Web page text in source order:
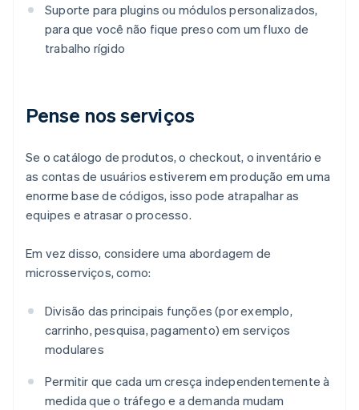
Suporte para plugins ou módulos personalizados,
para que você não fique preso com um fluxo de
trabalho rígido
Pense nos serviços
Se o catálogo de produtos, o checkout, o inventário e
as contas de usuários estiverem em produção em uma
enorme base de códigos, isso pode atrapalhar as
equipes e atrasar o processo.
Em vez disso, considere uma abordagem de
microsserviços, como:
Divisão das principais funções (por exemplo,
carrinho, pesquisa, pagamento) em serviços
modulares
Permitir que cada um cresça independentemente à
medida que o tráfego e a demanda mudam